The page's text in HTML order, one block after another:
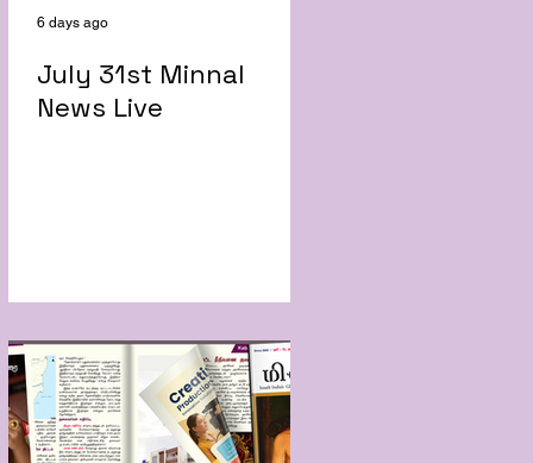
July 31st Minnal
News Live
6 days ago